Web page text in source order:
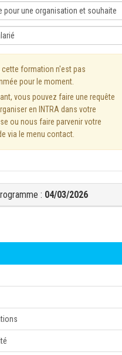
cette formation n'est pas
pour le moment.
vous pouvez faire une requête
en INTRA dans votre
ou nous faire parvenir votre
via le menu contact.
: 04/03/2026